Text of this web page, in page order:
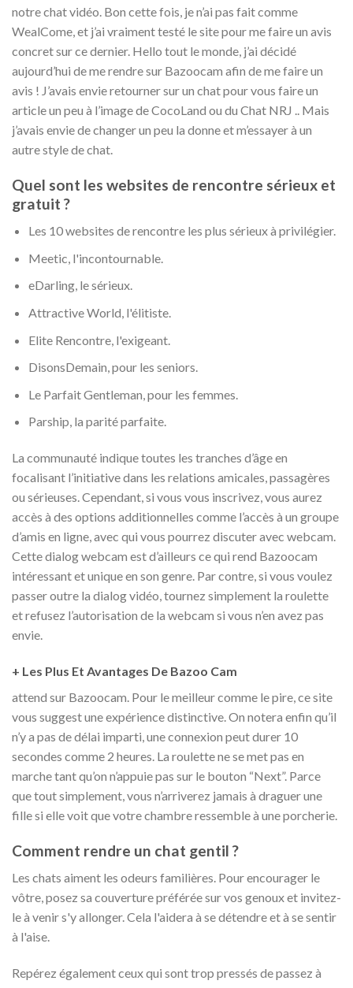
notre chat vidéo. Bon cette fois, je n’ai pas fait comme
WealCome, et j’ai vraiment testé le site pour me faire un avis
concret sur ce dernier. Hello tout le monde, j’ai décidé
aujourd’hui de me rendre sur Bazoocam afin de me faire un
avis ! J’avais envie retourner sur un chat pour vous faire un
article un peu à l’image de CocoLand ou du Chat NRJ .. Mais
j’avais envie de changer un peu la donne et m’essayer à un
autre style de chat.
Quel sont les websites de rencontre sérieux et
gratuit ?
Les 10 websites de rencontre les plus sérieux à privilégier.
Meetic, l'incontournable.
eDarling, le sérieux.
Attractive World, l'élitiste.
Elite Rencontre, l'exigeant.
DisonsDemain, pour les seniors.
Le Parfait Gentleman, pour les femmes.
Parship, la parité parfaite.
La communauté indique toutes les tranches d’âge en
focalisant l’initiative dans les relations amicales, passagères
ou sérieuses. Cependant, si vous vous inscrivez, vous aurez
accès à des options additionnelles comme l’accès à un groupe
d’amis en ligne, avec qui vous pourrez discuter avec webcam.
Cette dialog webcam est d’ailleurs ce qui rend Bazoocam
intéressant et unique en son genre. Par contre, si vous voulez
passer outre la dialog vidéo, tournez simplement la roulette
et refusez l’autorisation de la webcam si vous n’en avez pas
envie.
+ Les Plus Et Avantages De Bazoo Cam
attend sur Bazoocam. Pour le meilleur comme le pire, ce site
vous suggest une expérience distinctive. On notera enfin qu’il
n’y a pas de délai imparti, une connexion peut durer 10
secondes comme 2 heures. La roulette ne se met pas en
marche tant qu’on n’appuie pas sur le bouton “Next”. Parce
que tout simplement, vous n’arriverez jamais à draguer une
fille si elle voit que votre chambre ressemble à une porcherie.
Comment rendre un chat gentil ?
Les chats aiment les odeurs familières. Pour encourager le
vôtre, posez sa couverture préférée sur vos genoux et invitez-
le à venir s'y allonger. Cela l'aidera à se détendre et à se sentir
à l'aise.
Repérez également ceux qui sont trop pressés de passez à